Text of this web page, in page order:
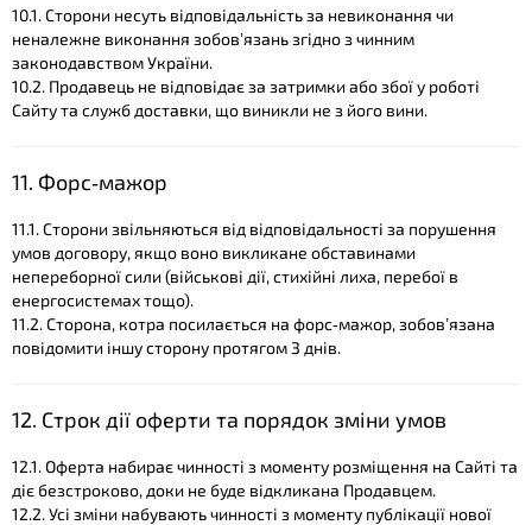
10.1. Сторони несуть відповідальність за невиконання чи
неналежне виконання зобов’язань згідно з чинним
законодавством України.
10.2. Продавець не відповідає за затримки або збої у роботі
Сайту та служб доставки, що виникли не з його вини.
11. Форс‑мажор
11.1. Сторони звільняються від відповідальності за порушення
умов договору, якщо воно викликане обставинами
непереборної сили (військові дії, стихійні лиха, перебої в
енергосистемах тощо).
11.2. Сторона, котра посилається на форс‑мажор, зобов’язана
повідомити іншу сторону протягом 3 днів.
12. Строк дії оферти та порядок зміни умов
12.1. Оферта набирає чинності з моменту розміщення на Сайті та
діє безстроково, доки не буде відкликана Продавцем.
12.2. Усі зміни набувають чинності з моменту публікації нової